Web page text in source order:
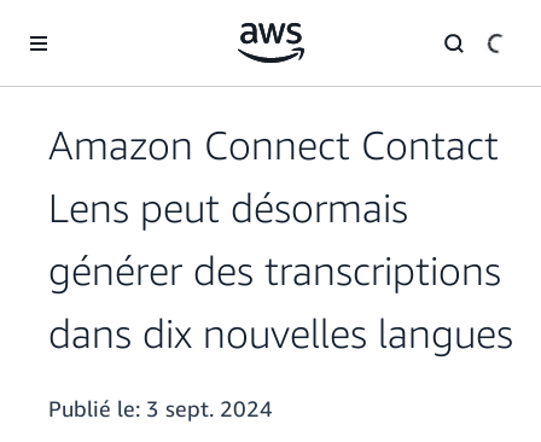
Amazon Connect Contact
Lens peut désormais
générer des transcriptions
dans dix nouvelles langues
Publié le: 3 sept. 2024